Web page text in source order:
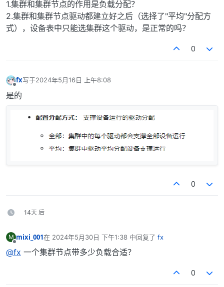
1.集群和集群节点的作用是负载分配？
2.集群和集群节点驱动都建立好之后（选择了"平均"分配方
式），设备表中只能选集群这个驱动，是正常的吗？
0
fx写于2024年5月16日 上午8:08
最后由 编辑
是的
0
14天 后
M mixi_001在 2024年5月30日 下午1:38 中回复了 fx
最后由 编辑
@fx 一个集群节点带多少负载合适？
0